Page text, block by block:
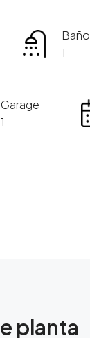
Baño
1
Garage
1
planta